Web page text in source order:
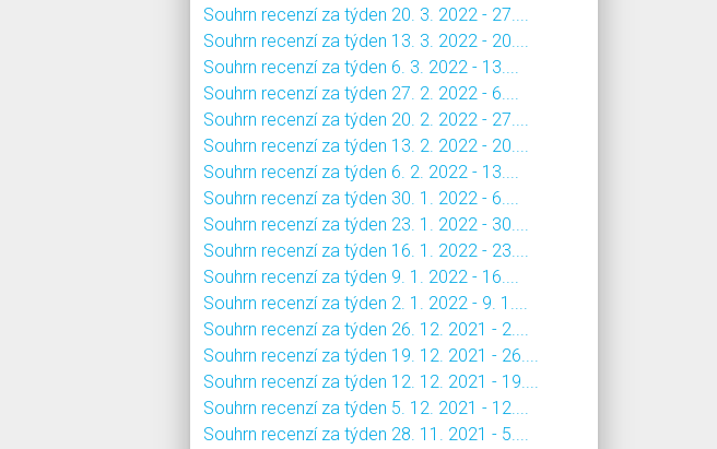
Souhrn recenzí za týden 20. 3. 2022 - 27....
Souhrn recenzí za týden 13. 3. 2022 - 20....
Souhrn recenzí za týden 6. 3. 2022 - 13....
Souhrn recenzí za týden 27. 2. 2022 - 6....
Souhrn recenzí za týden 20. 2. 2022 - 27....
Souhrn recenzí za týden 13. 2. 2022 - 20....
Souhrn recenzí za týden 6. 2. 2022 - 13....
Souhrn recenzí za týden 30. 1. 2022 - 6....
Souhrn recenzí za týden 23. 1. 2022 - 30....
Souhrn recenzí za týden 16. 1. 2022 - 23....
Souhrn recenzí za týden 9. 1. 2022 - 16....
Souhrn recenzí za týden 2. 1. 2022 - 9. 1....
Souhrn recenzí za týden 26. 12. 2021 - 2....
Souhrn recenzí za týden 19. 12. 2021 - 26....
Souhrn recenzí za týden 12. 12. 2021 - 19....
Souhrn recenzí za týden 5. 12. 2021 - 12....
Souhrn recenzí za týden 28. 11. 2021 - 5....